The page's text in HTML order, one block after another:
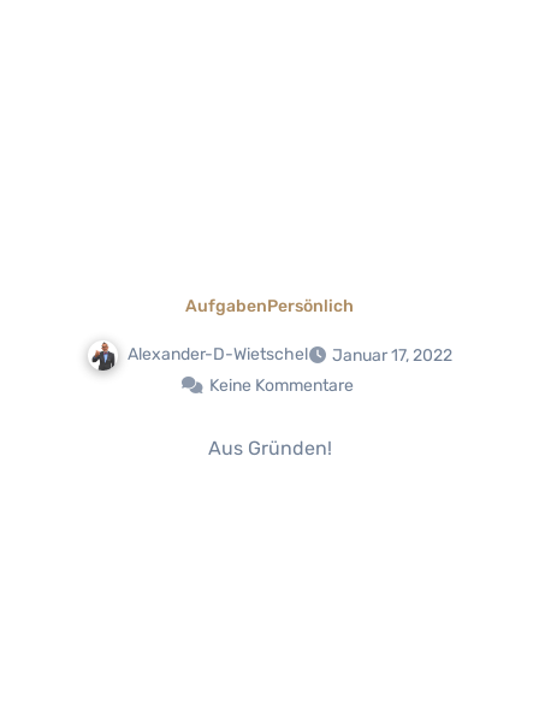
AufgabenPersönlich
Alexander-D-Wietschel
Januar 17, 2022
Keine Kommentare
Aus Gründen!